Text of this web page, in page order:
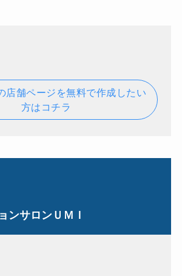
店舗ページを無料で作成したい
方はコチラ
ンサロンＵＭＩ